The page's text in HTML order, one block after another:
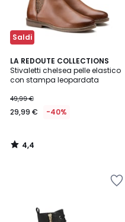
Saldi
LA REDOUTE COLLECTIONS
Stivaletti chelsea pelle elastico
con stampa leopardata
49,99 €
29,99 € -40%
4,4
/ 5
4,4
/